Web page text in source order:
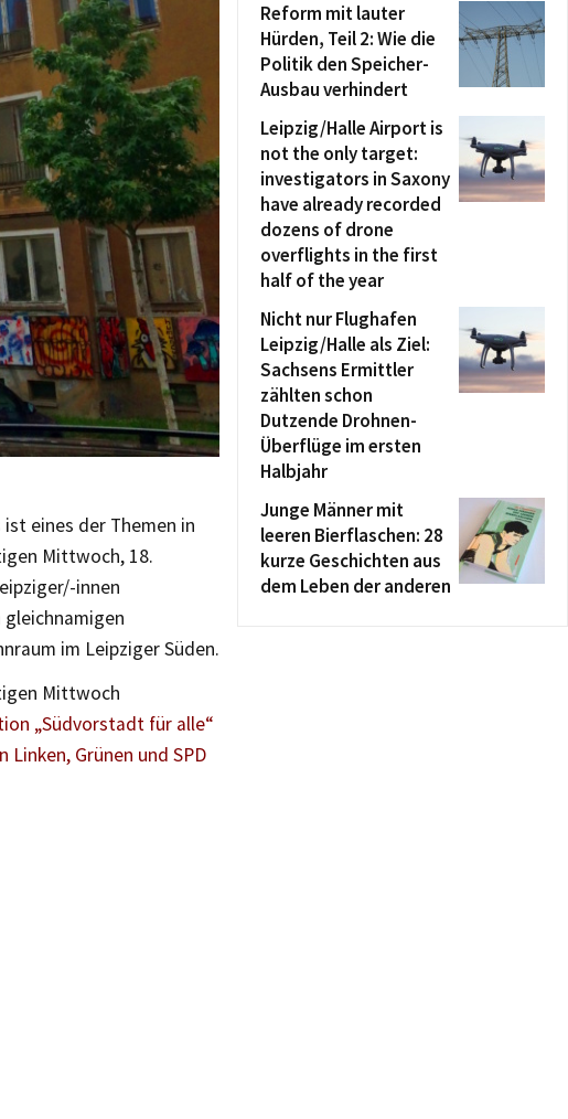
eines der Themen in
Mittwoch, 18.
innen
im Leipziger Süden.
Mittwoch
„Südvorstadt für alle“
Linken, Grünen und SPD
Reform mit lauter
Hürden, Teil 2: Wie die
Politik den Speicher-
Ausbau verhindert
Leipzig/Halle Airport is
not the only target:
investigators in Saxony
have already recorded
dozens of drone
overflights in the first
half of the year
Nicht nur Flughafen
Leipzig/Halle als Ziel:
Sachsens Ermittler
zählten schon
Dutzende Drohnen-
Überflüge im ersten
Halbjahr
Junge Männer mit
leeren Bierflaschen: 28
kurze Geschichten aus
dem Leben der anderen